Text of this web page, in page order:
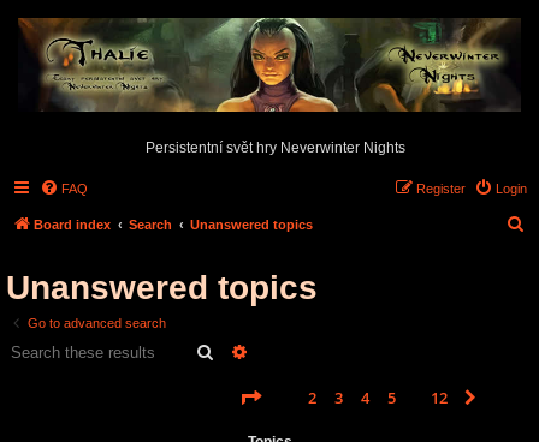
Persistentní svět hry Neverwinter Nights
FAQ Login
Register
Board index Search Unanswered topics
Unanswered topics
Go to advanced search
Search
Page 1of 12
2 3 4 5 12